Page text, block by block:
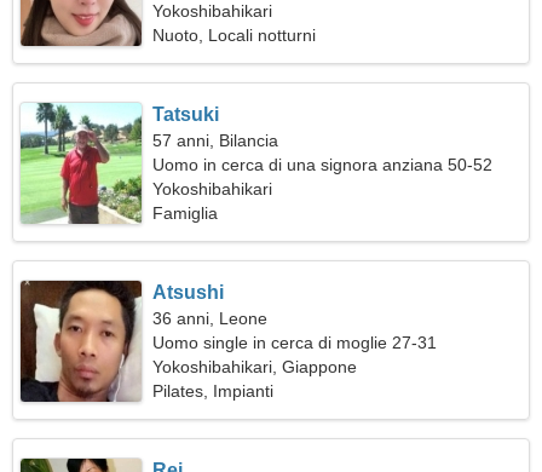
Yokoshibahikari
Nuoto, Locali notturni
Tatsuki
57 anni, Bilancia
Uomo in cerca di una signora anziana 50-52
Yokoshibahikari
Famiglia
Atsushi
36 anni, Leone
Uomo single in cerca di moglie 27-31
Yokoshibahikari, Giappone
Pilates, Impianti